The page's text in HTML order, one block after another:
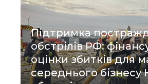
Підтримка
обстрілів РФ:
оцінки збитків для
середнього бізнесу